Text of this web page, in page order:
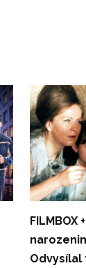
FILMBOX
Odvysílal